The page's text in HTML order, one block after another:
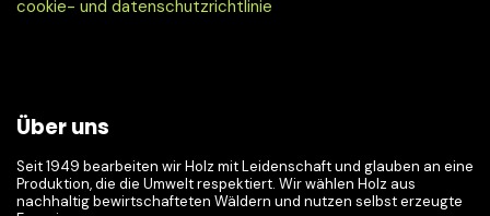
cookie- und datenschutzrichtlinie
Über uns
Seit 1949 bearbeiten wir Holz mit Leidenschaft und glauben an eine
Produktion, die die Umwelt respektiert. Wir wählen Holz aus
nachhaltig bewirtschafteten Wäldern und nutzen selbst erzeugte